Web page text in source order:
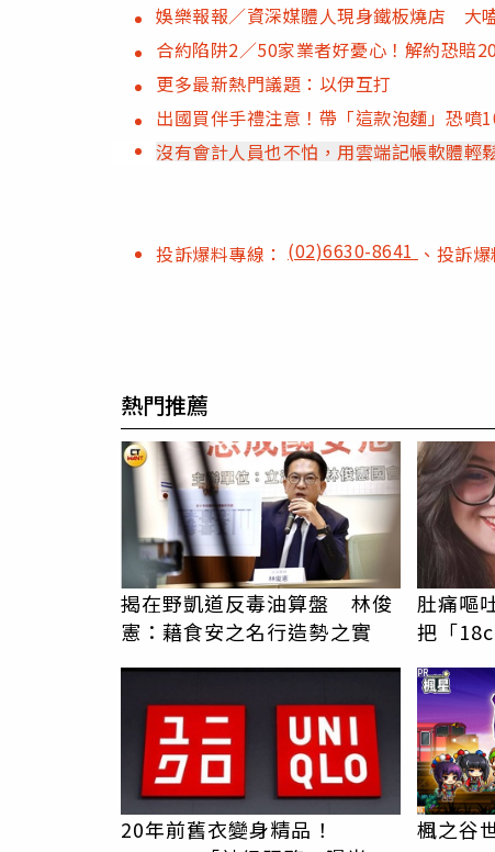
娛樂報報／資深媒體人現身鐵板燒店 大
合約陷阱2／50家業者好憂心！解約恐賠
更多最新熱門議題：以伊互打
出國買伴手禮注意！帶「這款泡麵」恐
沒有會計人員也不怕，用雲端記帳軟體輕
投訴爆料專線： (02)6630-8641 、投訴
熱門推薦
揭在野凱道反毒油算盤 林俊
憲：藉食安之名行造勢之實
肚痛嘔
把「
20年前舊衣變身精品！
楓之谷
PR